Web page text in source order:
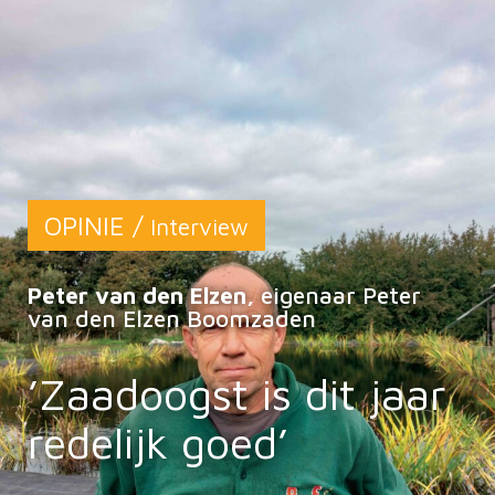
OPINIE / Interview
Peter van den Elzen,eigenaar Peter
van den Elzen Boomzaden
’Zaadoogst is dit jaar
redelijk goed’